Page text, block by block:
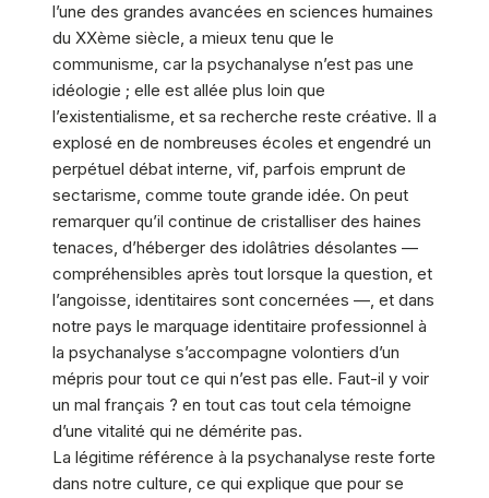
l’une des grandes avancées en sciences humaines
du XXème siècle, a mieux tenu que le
communisme, car la psychanalyse n’est pas une
idéologie ; elle est allée plus loin que
l’existentialisme, et sa recherche reste créative. Il a
explosé en de nombreuses écoles et engendré un
perpétuel débat interne, vif, parfois emprunt de
sectarisme, comme toute grande idée. On peut
remarquer qu’il continue de cristalliser des haines
tenaces, d’héberger des idolâtries désolantes —
compréhensibles après tout lorsque la question, et
l’angoisse, identitaires sont concernées —, et dans
notre pays le marquage identitaire professionnel à
la psychanalyse s’accompagne volontiers d’un
mépris pour tout ce qui n’est pas elle. Faut-il y voir
un mal français ? en tout cas tout cela témoigne
d’une vitalité qui ne démérite pas.
La légitime référence à la psychanalyse reste forte
dans notre culture, ce qui explique que pour se